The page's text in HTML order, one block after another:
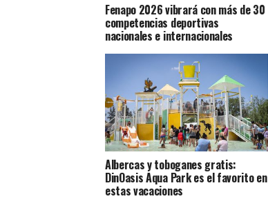
Fenapo 2026 vibrará con más de 30
competencias deportivas
nacionales e internacionales
Albercas y toboganes gratis:
DinOasis Aqua Park es el favorito en
estas vacaciones